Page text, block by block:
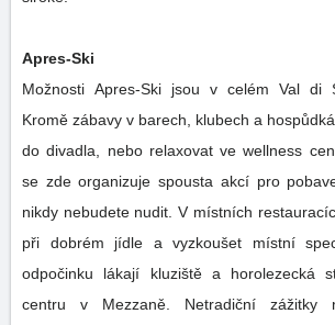
Apres-Ski
Možnosti Apres-Ski jsou v celém Val di
Kromě zábavy v barech, klubech a
do divadla, nebo relaxovat ve wellness
se zde organizuje spousta akcí pro
nikdy nebudete nudit. V místních
při dobrém jídle a vyzkoušet místní
odpočinku lákají kluziště a horolezecká
centru v Mezzaně. Netradiční zážitky